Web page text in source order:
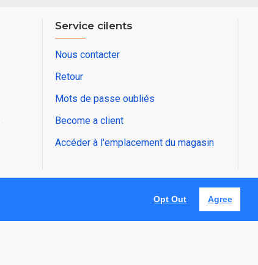
Opt Out Agree
Service cilents
Nous contacter
Retour
Mots de passe oubliés
Become a client
Accéder à l'emplacement du magasin